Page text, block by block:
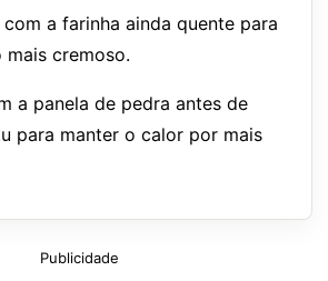
a farinha ainda quente para
mais cremoso.
a panela de pedra antes de
para manter o calor por mais
Publicidade